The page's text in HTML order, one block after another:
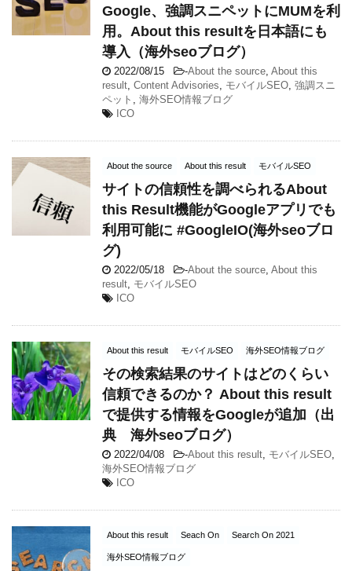
Google、強調スニペットにMUMを利
用。About this resultを日本語にも
導入（海外seoブログ）
2022/08/15 -About the source About this
result Content Advisories モバイルSEO 強調スニ
ペット
海外SEO情報ブログ
ICO
About the source About this result モバイルSEO
サイトの信頼性を調べられるAbout
this Result機能がGoogleアプリでも
利用可能に #GoogleIO(海外seoブロ
グ)
2022/05/18 -About the source About this
result モバイルSEO
ICO
About this result モバイルSEO 海外SEO情報ブログ
その検索結果のサイトはどのくらい
信頼できるのか？ About this result
で提供する情報をGoogleが追加（出
典 海外seoブログ）
2022/04/08 -About this result モバイルSEO
海外SEO情報ブログ
ICO
About this result Seach On Search On 2021
海外SEO情報ブログ